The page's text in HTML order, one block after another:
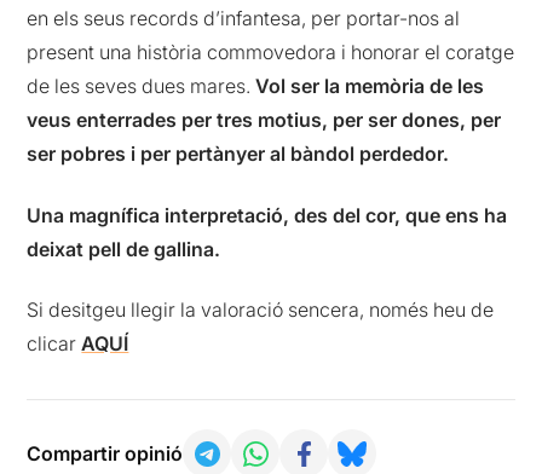
en els seus records d’infantesa, per portar-nos al
present una història commovedora i honorar el coratge
de les seves dues mares.Vol ser la memòria de les
veus enterrades per tres motius, per ser dones, per
ser pobres i per pertànyer al bàndol perdedor.
Una magnífica interpretació, des del cor, que ens ha
deixat pell de gallina.
Si desitgeu llegir la valoració sencera, només heu de
clicarAQUÍ
Compartir opinió